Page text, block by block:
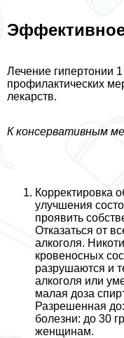
Лечение гипертонии
профилактических
лекарств.
К консервативным
Корректировка
улучшения
проявить
Отказаться от
алкоголя.
кровеносных
разрушаются и
алкоголя или
малая доза
Разрешенная
болезни: до 30
женщинам.